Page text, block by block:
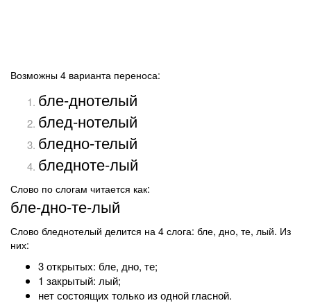
Возможны 4 варианта переноса:
бле-днотелый
блед-нотелый
бледно-телый
бледноте-лый
Слово по слогам читается как:
бле-дно-те-лый
Слово бледнотелый делится на 4 слога: бле, дно, те, лый. Из
них:
3 открытых: бле, дно, те;
1 закрытый: лый;
нет состоящих только из одной гласной.